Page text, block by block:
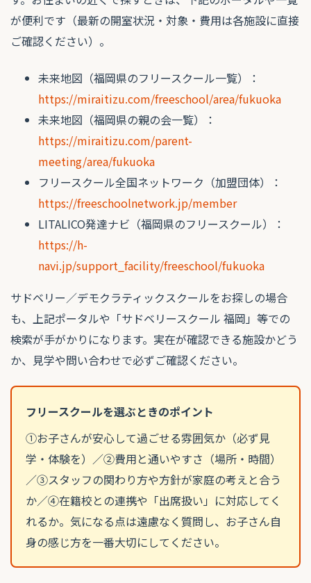
が便利です（最新の開室状況・対象・費用は各施設に直接
ご確認ください）。
未来地図（福岡県のフリースクール一覧）：
https://miraitizu.com/freeschool/area/fukuoka
未来地図（福岡県の親の会一覧）：
https://miraitizu.com/parent-
meeting/area/fukuoka
フリースクール全国ネットワーク（加盟団体）：
https://freeschoolnetwork.jp/member
LITALICO発達ナビ（福岡県のフリースクール）：
https://h-
navi.jp/support_facility/freeschool/fukuoka
サドベリー／デモクラティックスクールをお探しの場合
も、上記ポータルや「サドベリースクール 福岡」等での
検索が手がかりになります。実在が確認できる施設かどう
か、見学や問い合わせで必ずご確認ください。
フリースクールを選ぶときのポイント
①お子さんが安心して過ごせる雰囲気か（必ず見
学・体験を）／②費用と通いやすさ（場所・時間）
／③スタッフの関わり方や方針が家庭の考えと合う
か／④在籍校との連携や「出席扱い」に対応してく
れるか。気になる点は遠慮なく質問し、お子さん自
身の感じ方を一番大切にしてください。